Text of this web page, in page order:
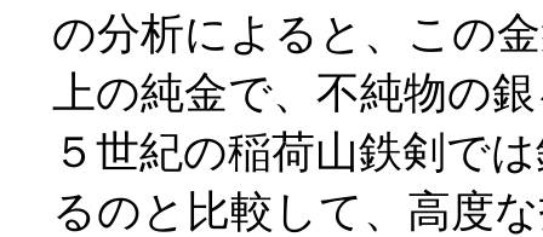
の分析によると、この
上の純金で、不純物の
５世紀の稲荷山鉄剣で
るのと比較して、高度